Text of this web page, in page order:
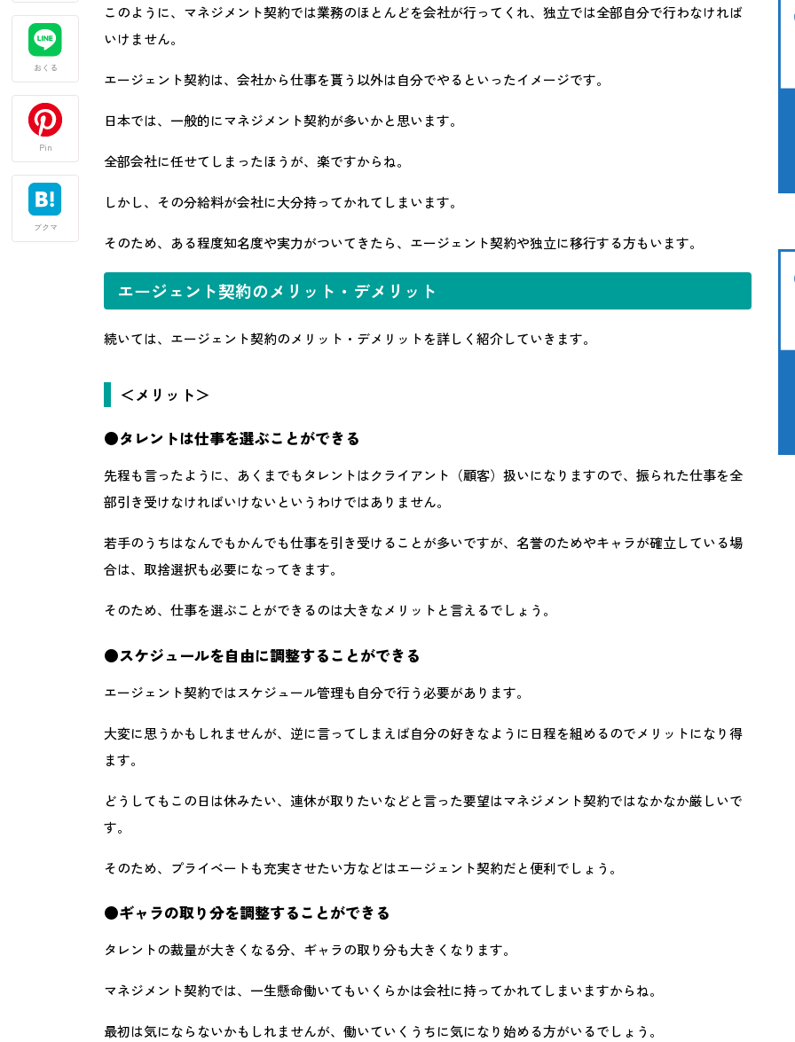
このように、マネジメント契約では業務のほとんどを会社が行ってくれ、独立では全部自分で行わなければ
いけません。
エージェント契約は、会社から仕事を貰う以外は自分でやるといったイメージです。
日本では、一般的にマネジメント契約が多いかと思います。
全部会社に任せてしまったほうが、楽ですからね。
しかし、その分給料が会社に大分持ってかれてしまいます。
そのため、ある程度知名度や実力がついてきたら、エージェント契約や独立に移行する方もいます。
エージェント契約のメリット・デメリット
続いては、エージェント契約のメリット・デメリットを詳しく紹介していきます。
＜メリット＞
●タレントは仕事を選ぶことができる
先程も言ったように、あくまでもタレントはクライアント（顧客）扱いになりますので、振られた仕事を全
部引き受けなければいけないというわけではありません。
若手のうちはなんでもかんでも仕事を引き受けることが多いですが、名誉のためやキャラが確立している場
合は、取捨選択も必要になってきます。
そのため、仕事を選ぶことができるのは大きなメリットと言えるでしょう。
●スケジュールを自由に調整することができる
エージェント契約ではスケジュール管理も自分で行う必要があります。
大変に思うかもしれませんが、逆に言ってしまえば自分の好きなように日程を組めるのでメリットになり得
ます。
どうしてもこの日は休みたい、連休が取りたいなどと言った要望はマネジメント契約ではなかなか厳しいで
す。
そのため、プライベートも充実させたい方などはエージェント契約だと便利でしょう。
●ギャラの取り分を調整することができる
タレントの裁量が大きくなる分、ギャラの取り分も大きくなります。
マネジメント契約では、一生懸命働いてもいくらかは会社に持ってかれてしまいますからね。
最初は気にならないかもしれませんが、働いていくうちに気になり始める方がいるでしょう。
おくる
Pin
ブクマ